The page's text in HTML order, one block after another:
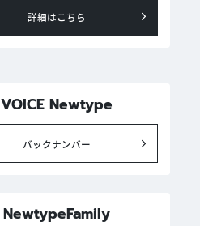
詳細はこちら
VOICE Newtype
バックナンバー
NewtypeFamily